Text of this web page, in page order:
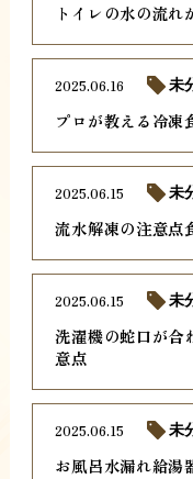
トイレの水の流れ
プロが教える冷凍
2025.06.16 未
流水解凍の注意点
2025.06.15 未
洗濯機の蛇口が合
意点
2025.06.15 未
お風呂水漏れ給湯
2025.06.15 未